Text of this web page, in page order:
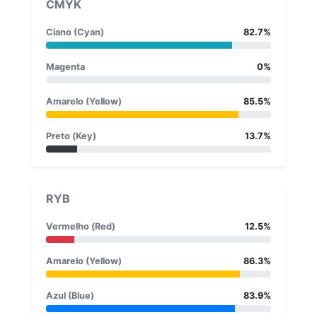
CMYK
Ciano (Cyan) 82.7%
Magenta 0%
Amarelo (Yellow) 85.5%
Preto (Key) 13.7%
RYB
Vermelho (Red) 12.5%
Amarelo (Yellow) 86.3%
Azul (Blue) 83.9%